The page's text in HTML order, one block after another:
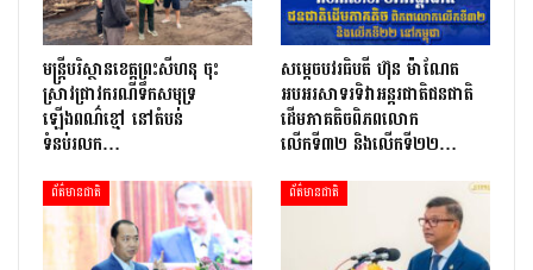
មន្រ្តីបរិស្ថានខេត្តព្រះសីហនុ ចុះ
ស្រាវជ្រាវករណីទឹកសមុទ្រ
ឡើងពណ៌ខ្មៅ នៅតំបន់
ទំនប់រលក…
សម្តេចបវរធិបតី ហ៊ុន ម៉ាណែត
អបអរសាទរទិវាអន្តរជាតិជនជាតិ
ដើមភាគតិចពិភពលោក
លើកទី៣២ និងលើកទី២២…
ព័ត៌មានជាតិ ព័ត៌មានជាតិ